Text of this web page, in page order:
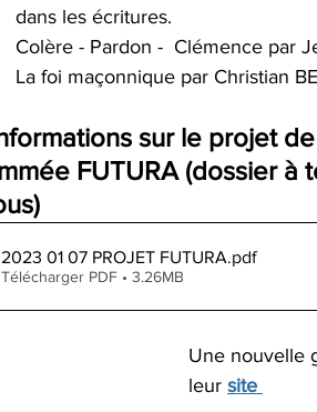
dans les écritures.
Colère - Pardon -  Clémence par
La foi maçonnique par Christian
sur le projet
FUTURA (dossier à
2023 01 07 PROJET FUTURA.pdf
Télécharger PDF • 3.26MB
Une nouvelle
leur site